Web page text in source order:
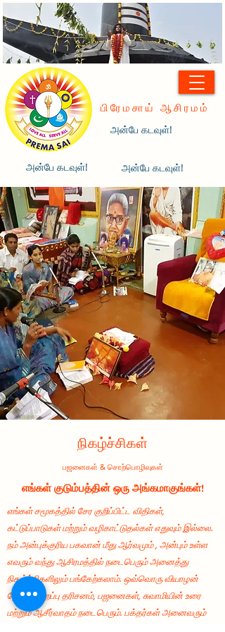
அன்பே கடவுள்!
பிரேமசாய் ஆசிரமம்
அன்பே கடவுள்!
அன்பே கடவுள்!
நிகழ்ச்சிகள்
பஜனைகள் & சொற்பொழிவுகள்
எங்கள் குடும்பத்தின் ஒரு அங்கமாகுங்கள்!
எங்கள் சமூகத்தில் சேர குறிப்பிட்ட விதிகள்,
கட்டுப்பாடுகள் மற்றும் வழிகாட்டுதல்கள் எதுவும் இல்லை.
நம் அன்புக்குரிய பகவான் மீது ஆர்வமும் , அன்பும் உள்ள
எவரும் வந்து ஆசிரமத்தில் நடைபெரும் அனைத்து
நிகழ்ச்சிகளிலும் பங்கேற்கலாம். ஒவ்வொரு வியாழன்
தோறும் சிறப்பு தரிசனம், பஜனைகள், சுவாமியின் உரை
மற்றும் ஆசீர்வாதம் நடைபெரும். பக்தர்கள் அனைவரும்